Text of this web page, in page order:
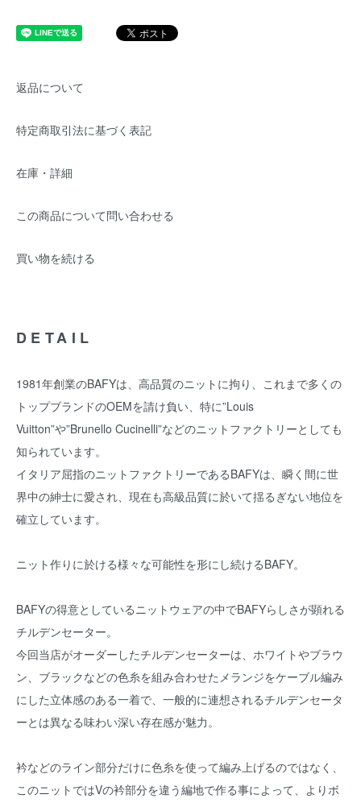
返品について
特定商取引法に基づく表記
在庫・詳細
この商品について問い合わせる
買い物を続ける
DETAIL
1981年創業のBAFYは、高品質のニットに拘り、これまで多くの
トップブランドのOEMを請け負い、特に”Louis
Vuitton”や”Brunello Cucinelli”などのニットファクトリーとしても
知られています。
イタリア屈指のニットファクトリーであるBAFYは、瞬く間に世
界中の紳士に愛され、現在も高級品質に於いて揺るぎない地位を
確立しています。
ニット作りに於ける様々な可能性を形にし続けるBAFY。
BAFYの得意としているニットウェアの中でBAFYらしさが顕れる
チルデンセーター。
今回当店がオーダーしたチルデンセーターは、ホワイトやブラウ
ン、ブラックなどの色糸を組み合わせたメランジをケーブル編み
にした立体感のある一着で、一般的に連想されるチルデンセータ
ーとは異なる味わい深い存在感が魅力。
衿などのライン部分だけに色糸を使って編み上げるのではなく、
このニットではVの衿部分を違う編地で作る事によって、よりボ